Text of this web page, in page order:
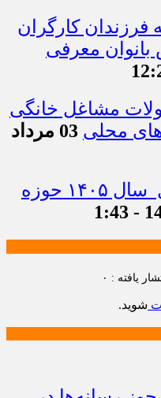
فرزندان کارگران
معرفی
مشاغل خانگی
محلی
03 مرداد
آگهی نوبتی سه ماهه اول سال ۱۴۰۵ حوزه
یافته : ۰
شوید.